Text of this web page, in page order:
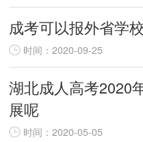
成考可以报外省学
时间：2020-09-25
湖北成人高考2020
展呢
时间：2020-05-05